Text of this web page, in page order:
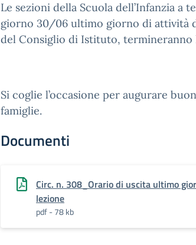
Le sezioni della Scuola dell’Infanzia a
giorno 30/06 ultimo giorno di attività
del Consiglio di Istituto, termineranno
Si coglie l’occasione per augurare
famiglie.
Documenti
Circ. n. 308_Orario di uscita ultimo
lezione
pdf - 78 kb